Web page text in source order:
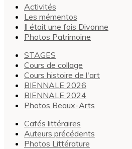
Activités
Les mémentos
Il était une fois Divonne
Photos Patrimoine
STAGES
Cours de collage
Cours histoire de l'art
BIENNALE 2026
BIENNALE 2024
Photos Beaux-Arts
Cafés littéraires
Auteurs précédents
Photos Littérature